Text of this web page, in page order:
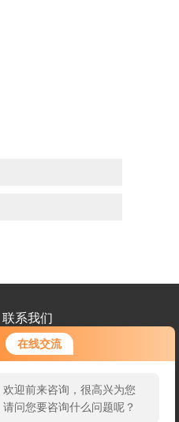
在线交流
欢迎前来咨询，很高兴为您
请问您要咨询什么问题呢？
联系我们